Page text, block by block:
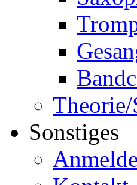
Sonstiges